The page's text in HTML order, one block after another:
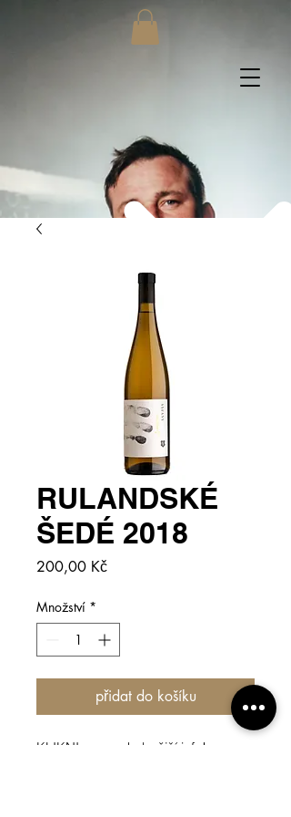
RULANDSKÉ
ŠEDÉ 2018
200,00 KčCena
Množství *
přidat do košíku
KLIKNI pro podrobnější info!